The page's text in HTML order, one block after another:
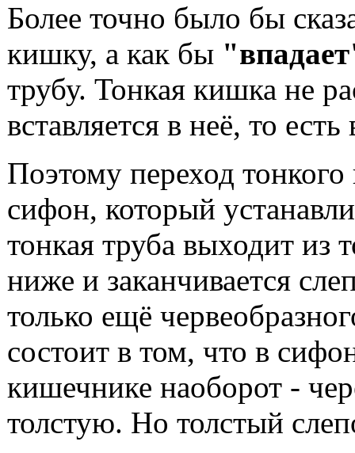
Более точно было бы
кишку, а как бы
трубу. Тонкая кишка не
вставляется в неё, то
Поэтому переход
сифон, который
тонкая труба выходит из
ниже и заканчивается
только ещё
состоит в том, что в
кишечнике наоборот -
толстую. Но толстый